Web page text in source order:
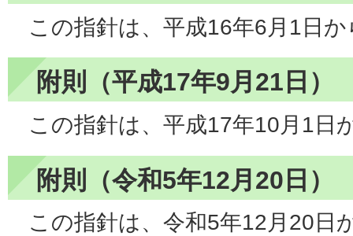
この指針は、平成16年6月1日
附則（平成17年9月21日）
この指針は、平成17年10月1日
附則（令和5年12月20日）
この指針は、令和5年12月20日